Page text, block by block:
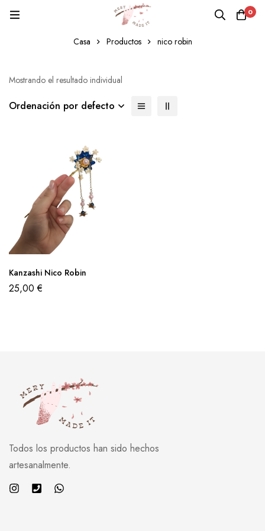
0
nico robin
Casa Productos nico robin
Mostrando el resultado individual
Ordenación por defecto
Kanzashi Nico Robin
25,00€
Todos los productos han sido hechos
artesanalmente.